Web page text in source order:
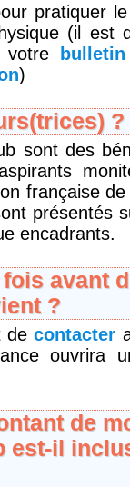
pratiquer
(il est
votre
)
?
sont des
française
présentés
encadrants.
avant
?
decontacter
ouvrira
de
est-il